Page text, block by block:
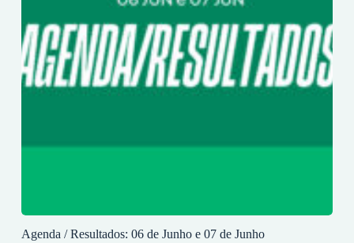
Agenda / Resultados: 06 de Junho e 07 de Junho